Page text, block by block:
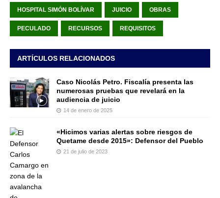
HOSPITAL SIMÓN BOLÍVAR JUICIO OBRAS
PECULADO RECURSOS REQUISITOS
ARTÍCULOS RELACIONADOS
Caso Nicolás Petro. Fiscalía presenta las
numerosas pruebas que revelará en la
audiencia de juicio
14 de enero de 2025
«Hicimos varias alertas sobre riesgos de
Quetame desde 2015»: Defensor del Pueblo
21 de julio de 2023